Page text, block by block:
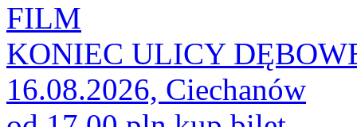
FILM
KONIEC ULICY
16.08.2026, Ciechanów